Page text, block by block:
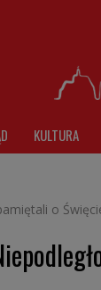
KULTURA
o